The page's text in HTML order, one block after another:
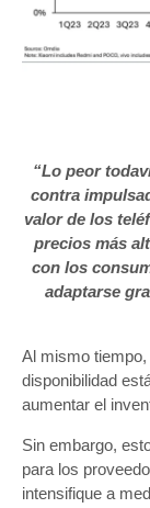
“Lo peor
contra
valor de los
precios más
con los
adaptarse
Al mismo
disponibilidad
aumentar el
Sin embargo,
para los
intensifique a